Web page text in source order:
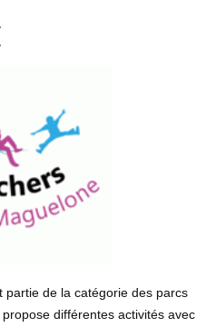
partie de la catégorie des parcs
différentes activités avec